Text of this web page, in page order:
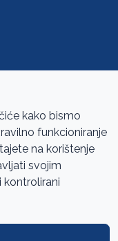
kako bismo
funkcioniranje
na korištenje
svojim
kontrolirani